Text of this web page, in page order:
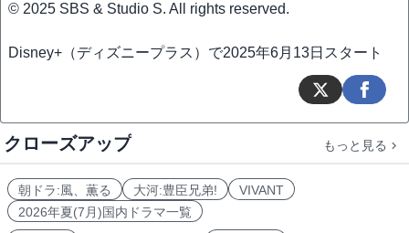
© 2025 SBS & Studio S. All rights reserved.
Disney+（ディズニープラス）で2025年6月13日スタート
クローズアップ もっと見る
朝ドラ:風、薫る 大河:豊臣兄弟!
VIVANT
2026年夏(7月)国内ドラマ一覧